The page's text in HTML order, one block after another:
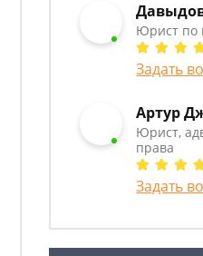
Юрист по
Задать
Артур
Юрист,
права
Задать